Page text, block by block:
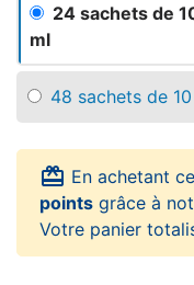
24 sachets de
ml
48 sachets de
card_giftcard En achetant
points grâce à
Votre panier